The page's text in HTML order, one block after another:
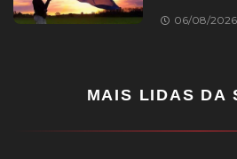
06/08/2026
MAIS LIDAS DA